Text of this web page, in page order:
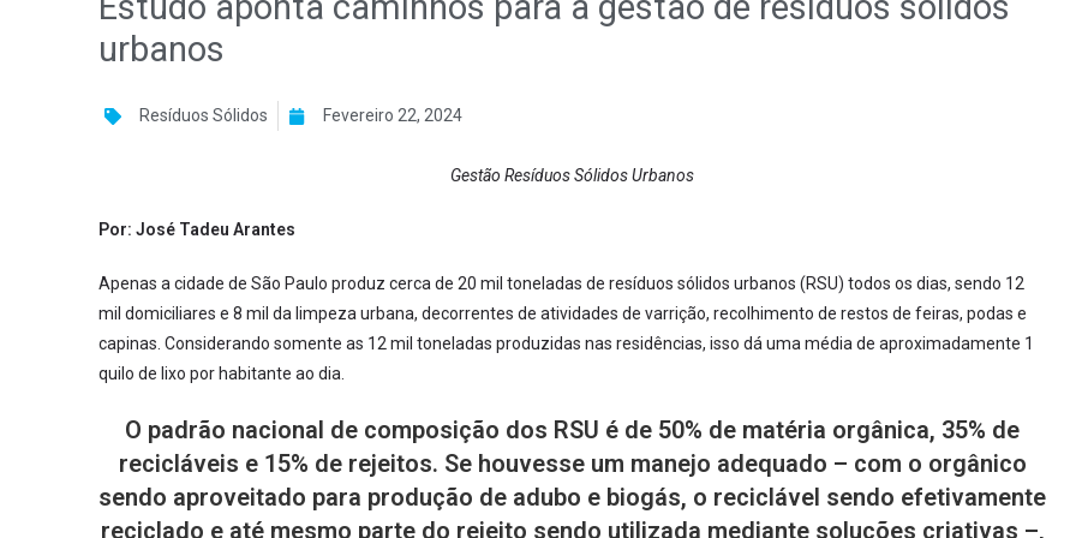
urbanos
Resíduos Sólidos Fevereiro 22, 2024
Gestão Resíduos Sólidos Urbanos
Por: José Tadeu Arantes
Apenas a cidade de São Paulo produz cerca de 20 mil toneladas de resíduos sólidos urbanos (RSU) todos os dias, sendo 12
mil domiciliares e 8 mil da limpeza urbana, decorrentes de atividades de varrição, recolhimento de restos de feiras, podas e
capinas. Considerando somente as 12 mil toneladas produzidas nas residências, isso dá uma média de aproximadamente 1
quilo de lixo por habitante ao dia.
O padrão nacional de composição dos RSU é de 50% de matéria orgânica, 35% de
recicláveis e 15% de rejeitos. Se houvesse um manejo adequado – com o orgânico
sendo aproveitado para produção de adubo e biogás, o reciclável sendo efetivamente
reciclado e até mesmo parte do rejeito sendo utilizada mediante soluções criativas –,